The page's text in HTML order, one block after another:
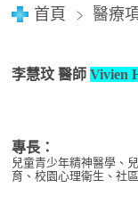
首頁 醫療
李慧玟 醫師 Vivien
專長：
兒童青少年精神醫學、
育、校園心理衛生、社